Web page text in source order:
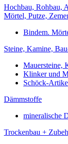
Hochbau, Rohbau,
Mörtel, Putze,
Bindem.
Steine, Kamine,
Mauersteine,
Klinker und
Schöck-
Dämmstoffe
mineralische
Trockenbau +